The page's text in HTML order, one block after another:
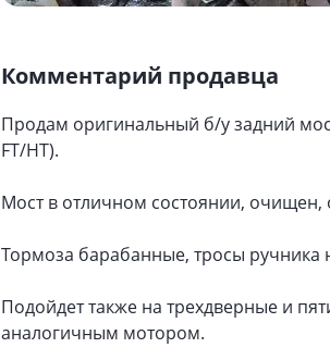
Комментарий продавца
Продам оригинальный б/у задний
FT/HT).
Мост в отличном состоянии, очищен,
Тормоза барабанные, тросы ручника
Подойдет также на трехдверные и
аналогичным мотором.